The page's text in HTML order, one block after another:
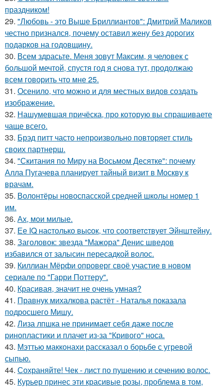
праздником!
29. "Любовь - это Выше Бриллиантов": Дмитрий Маликов
честно признался, почему оставил жену без дорогих
подарков на годовщину.
30. Всем здрасьте. Меня зовут Максим, я человек с
большой мечтой, спустя год я снова тут, продолжаю
всем говорить что мне 25.
31. Осенило, что можно и для местных видов создать
изображение.
32. Нашумевшая причёска, про которую вы спрашиваете
чаще всего.
33. Брэд питт часто непроизвольно повторяет стиль
своих партнерш.
34. "Скитания по Миру на Восьмом Десятке": почему
Алла Пугачева планирует тайный визит в Москву к
врачам.
35. Волонтёры новоспасской средней школы номер 1
им.
36. Ах, мои милые.
37. Ее IQ наcтолько выcок, что соответcтвует Эйнштейну.
38. Заголовок: звезда "Мажора" Денис шведов
избавился от залысин пересадкой волос.
39. Киллиан Мёрфи опроверг своё участие в новом
сериале по "Гарри Поттеру".
40. Красивая, значит не очень умная?
41. Правнук михалкова растёт - Наталья показала
подросшего Мишу.
42. Лиза лпшка не принимает себя даже после
ринопластики и плачет из-за "Кривого" носа.
43. Мэттью макконахи рассказал о борьбе с угревой
сыпью.
44. Сохраняйте! Чек - лист по пушению и сечению волос.
45. Курьер принес эти красивые розы, проблема в том,